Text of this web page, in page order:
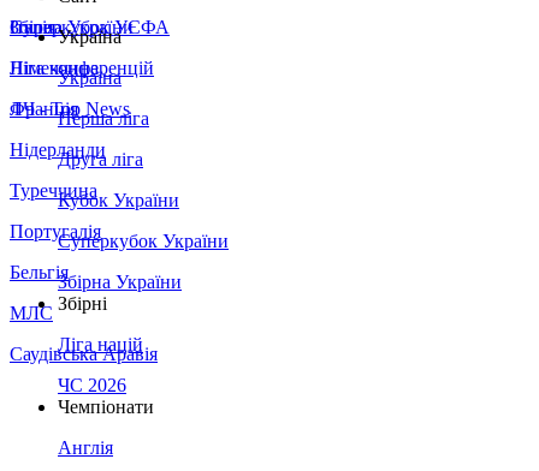
Збірна України
Італія
Німеччина
Франція
Нідерланди
Туреччина
Португалія
Бельгія
МЛС
Саудівська Аравія
Суперкубок УЄФА
Ліга конференцій
ЛЧ - Top News
Україна
Україна
Перша ліга
Друга ліга
Кубок України
Суперкубок України
Збірна України
Збірні
Ліга націй
ЧС 2026
Чемпіонати
Англія